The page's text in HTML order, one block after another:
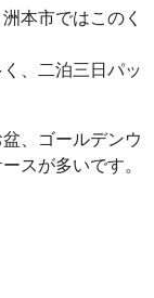
本市ではこのく
、二泊三日パッ
、ゴールデンウ
スが多いです。